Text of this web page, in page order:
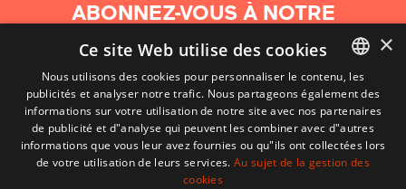
ABONNEZ-VOUS À NOTRE
NEWSLETTER
S'abonner
BASQUE
FRENCH
×
Ce site Web utilise des cookies
Nous utilisons des cookies pour personnaliser le contenu, les
publicités et analyser notre trafic. Nous partageons également des
informations sur votre utilisation de notre site avec nos partenaires
de publicité et d"analyse qui peuvent les combiner avec d"autres
informations que vous leur avez fournies ou qu"ils ont collectées lors
de votre utilisation de leurs services.Au sujet de la gestion des
cookies